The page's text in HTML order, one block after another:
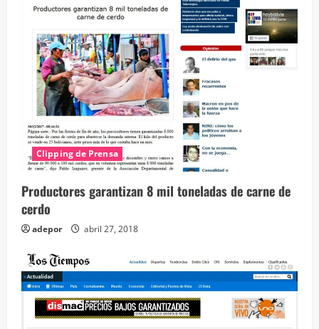
Clipping de Prensa
Productores garantizan 8 mil toneladas de carne de
cerdo
adepor abril 27, 2018